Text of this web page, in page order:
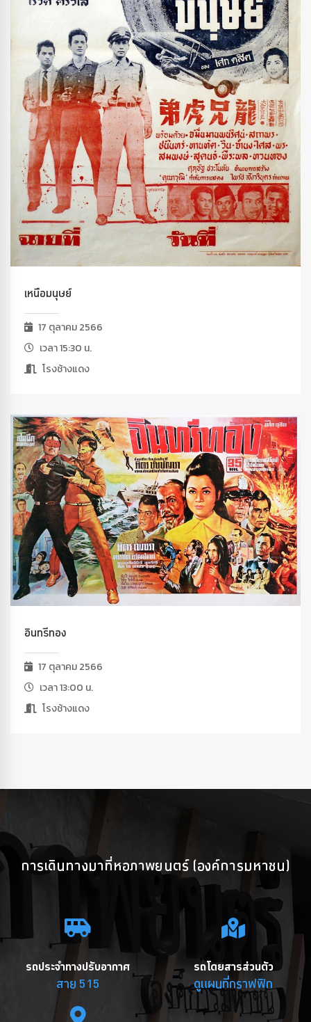
เหนือมนุษย์
17 ตุลาคม 2566
เวลา 15:30 น.
โรงช้างแดง
อินทรีทอง
17 ตุลาคม 2566
เวลา 13:00 น.
โรงช้างแดง
การเดินทางมาที่หอภาพยนตร์ (องค์การมหาชน)
รถประจำทางปรับอากาศ
สาย 515
รถโดยสารส่วนตัว
ดูแผนที่กราฟฟิก